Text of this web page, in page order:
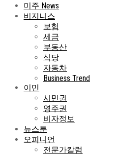
미주 News
비지니스
보험
세금
부동산
식당
자동차
Business Trend
이민
시민권
영주권
비자정보
뉴스툰
오피니언
전문가칼럼